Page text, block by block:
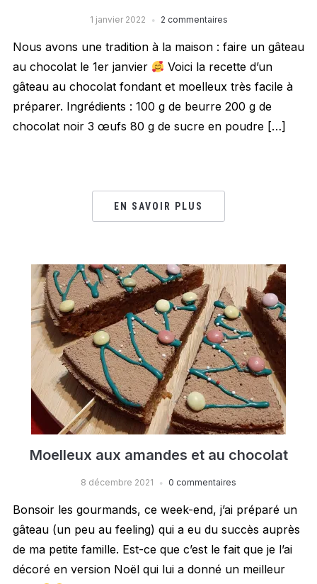
1 janvier 2022 2 commentaires
Nous avons une tradition à la maison : faire un gâteau
au chocolat le 1er janvier
Voici la recette d’un
gâteau au chocolat fondant et moelleux très facile à
préparer. Ingrédients : 100 g de beurre 200 g de
chocolat noir 3 œufs 80 g de sucre en poudre […]
EN SAVOIR PLUS
Moelleux aux amandes et au chocolat
8 décembre 2021 0 commentaires
Bonsoir les gourmands, ce week-end, j’ai préparé un
gâteau (un peu au feeling) qui a eu du succès auprès
de ma petite famille. Est-ce que c’est le fait que je l’ai
décoré en version Noël qui lui a donné un meilleur